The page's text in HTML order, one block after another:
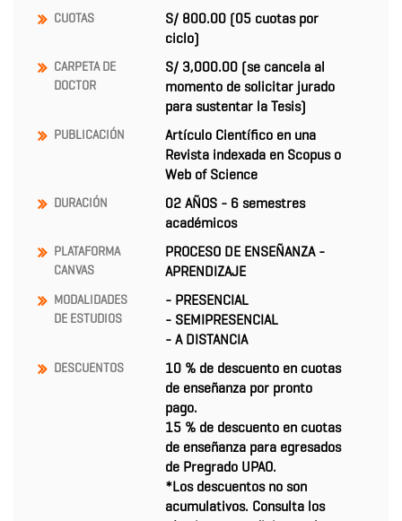
CUOTAS
S/ 800.00 (05 cuotas por
ciclo)
CARPETADE
DOCTOR
S/ 3,000.00 (se cancela al
momento de solicitar jurado
para sustentar la Tesis)
PUBLICACIÓN
Artículo Científico en una
Revista indexada en Scopus o
Web of Science
DURACIÓN
02 AÑOS - 6 semestres
académicos
PLATAFORMA
CANVAS
PROCESO DE ENSEÑANZA -
APRENDIZAJE
MODALIDADES
DE ESTUDIOS
- PRESENCIAL
- SEMIPRESENCIAL
- A DISTANCIA
DESCUENTOS
10 % de descuento en cuotas
de enseñanza por pronto
pago.
15 % de descuento en cuotas
de enseñanza para egresados
de Pregrado UPAO.
*Los descuentos no son
acumulativos. Consulta los